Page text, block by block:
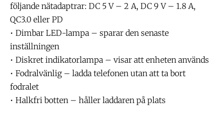
följande nätadaptrar: DC 5 V – 2 A, DC 9 V – 1.8 A,
QC3.0 eller PD
• Dimbar LED-lampa – sparar den senaste
inställningen
• Diskret indikatorlampa – visar att enheten används
• Fodralvänlig – ladda telefonen utan att ta bort
fodralet
• Halkfri botten – håller laddaren på plats